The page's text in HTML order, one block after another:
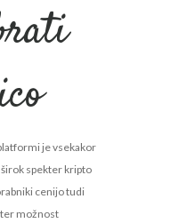
je vsekakor
spekter kripto
cenijo tudi
možnost